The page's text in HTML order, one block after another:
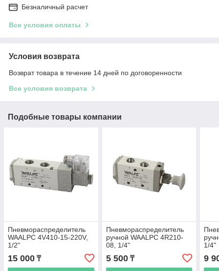
Безналичный расчет
Все условия оплаты
Условия возврата
Возврат товара в течение 14 дней по договоренности
Все условия возврата
Подобные товары компании
Пневмораспределитель
WAALPC 4V410-15-220V,
1/2"
15 000 ₸
Пневмораспределитель
ручной WAALPC 4R210-
08, 1/4"
5 500₸
1/4"
9